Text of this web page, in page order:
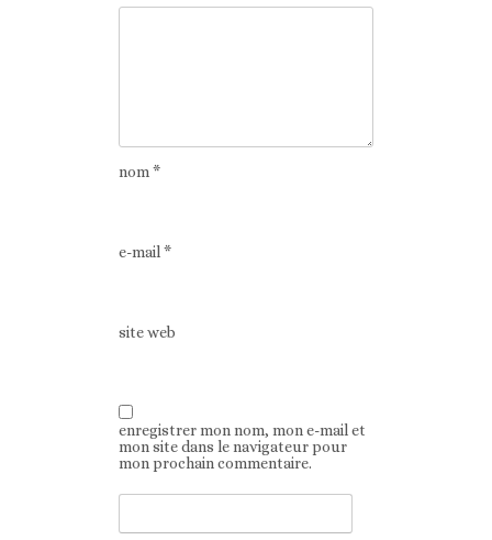
nom*
e-mail*
site web
enregistrer mon nom, mon e-mail et
mon site dans le navigateur pour
mon prochain commentaire.